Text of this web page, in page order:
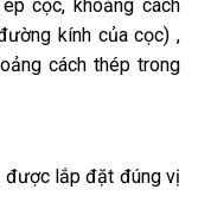
cọc, khoảng cách
kính của cọc) ,
cách thép trong
được lắp đặt đúng vị